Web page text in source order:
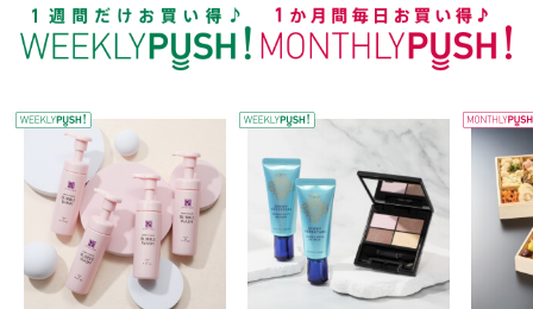
WEEKLY PUSH